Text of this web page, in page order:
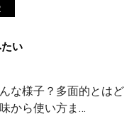
い
な様子？多面的とはど
から使い方ま…